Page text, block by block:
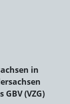
in
(VZG)